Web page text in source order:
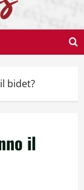
bidet?
il